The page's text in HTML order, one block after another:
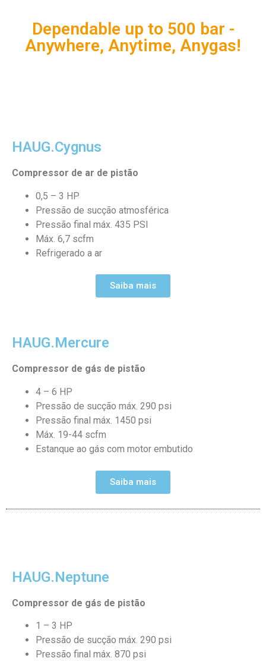
Dependable up to 500 bar -
Anywhere, Anytime, Anygas!
HAUG.Cygnus
Compressor de ar de pistão
0,5 – 3 HP
Pressão de sucção atmosférica
Pressão final máx. 435 PSI
Máx. 6,7 scfm
Refrigerado a ar
Saiba mais
HAUG.Mercure
Compressor de gás de pistão
4 – 6 HP
Pressão de sucção máx. 290 psi
Pressão final máx. 1450 psi
Máx. 19-44 scfm
Estanque ao gás com motor embutido
Saiba mais
HAUG.Neptune
Compressor de gás de pistão
1 – 3 HP
Pressão de sucção máx. 290 psi
Pressão final máx. 870 psi